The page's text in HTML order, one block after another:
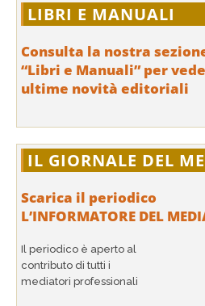
LIBRI E MANUALI
Consulta la nostra
“Libri e Manuali” per
ultime novità editoriali
IL GIORNALE DEL
Scarica il periodico
L’INFORMATORE DEL
Il periodico è aperto al
contributo di tutti i
mediatori professionali